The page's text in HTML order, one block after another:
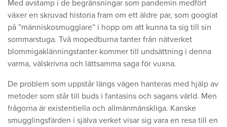
Med avstamp i de begränsningar som pandemin medfört
växer en skruvad historia fram om ett äldre par, som googlat
på ”människosmugglare” i hopp om att kunna ta sig till sin
sommarstuga. Två mopedburna tanter från nätverket
blommigaklänningstanter kommer till undsättning i denna
varma, välskrivna och lättsamma saga för vuxna.
De problem som uppstår längs vägen hanteras med hjälp av
metoder som står till buds i fantasins och sagans värld. Men
frågorna är existentiella och allmänmänskliga. Kanske
smugglingsfärden i själva verket visar sig vara en resa till en